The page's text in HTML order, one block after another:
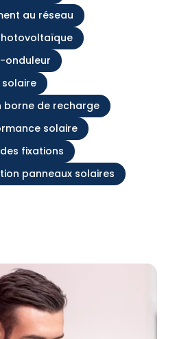
au réseau
onduleur
borne de recharge
solaire
fixations
panneaux solaires